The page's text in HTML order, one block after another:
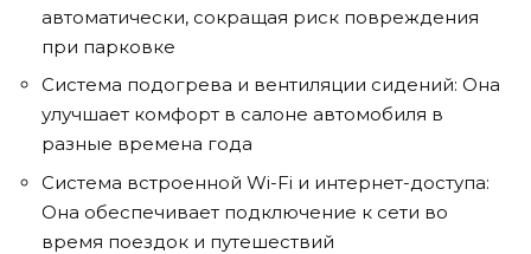
автоматически, сокращая риск повреждения
при парковке
Система подогрева и вентиляции сидений: Она
улучшает комфорт в салоне автомобиля в
разные времена года
Система встроенной Wi-Fi и интернет-доступа:
Она обеспечивает подключение к сети во
время поездок и путешествий